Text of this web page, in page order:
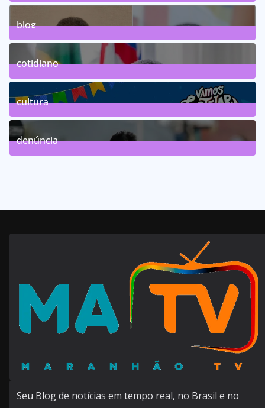
0Posts
blog
75Posts
cotidiano
46Posts
cultura
63Posts
denúncia
Seu Blog de notícias em tempo real, no Brasil e no